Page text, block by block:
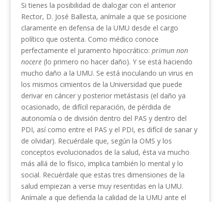
Si tienes la posibilidad de dialogar con el anterior
Rector, D. José Ballesta, anímale a que se posicione
claramente en defensa de la UMU desde el cargo
político que ostenta. Como médico conoce
perfectamente el juramento hipocrático: primun non
nocere(lo primero no hacer daño). Y se está haciendo
mucho daño a la UMU. Se está inoculando un virus en
los mismos cimientos de la Universidad que puede
derivar en cáncer y posterior metástasis (el daño ya
ocasionado, de difícil reparación, de pérdida de
autonomía o de división dentro del PAS y dentro del
PDI, así como entre el PAS y el PDI, es difícil de sanar y
de olvidar). Recuérdale que, según la OMS y los
conceptos evolucionados de la salud, ésta va mucho
más allá de lo físico, implica también lo mental y lo
social. Recuérdale que estas tres dimensiones de la
salud empiezan a verse muy resentidas en la UMU.
Anímale a que defienda la calidad de la UMU ante el